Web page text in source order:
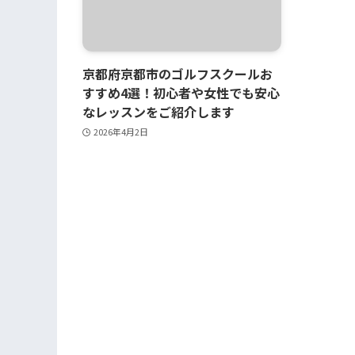
京都府京都市のゴルフスクールお
すすめ4選！初心者や女性でも安心
なレッスンをご紹介します
2026年4月2日